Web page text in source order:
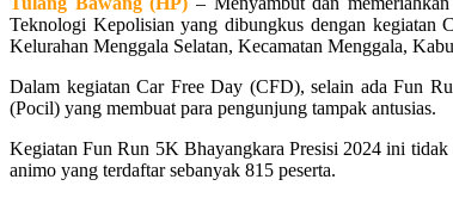
Teknologi Kepolisian yang dibungkus dengan
Kelurahan Menggala Selatan, Kecamatan Menggala,
Dalam kegiatan Car Free Day (CFD), selain ada Fun
(Pocil) yang membuat para pengunjung tampak antusias.
Kegiatan Fun Run 5K Bhayangkara Presisi 2024 ini tidak
animo yang terdaftar sebanyak 815 peserta.